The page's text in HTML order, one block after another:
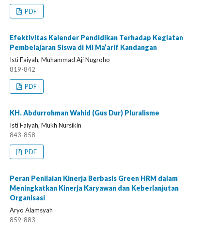
PDF
Efektivitas Kalender Pendidikan Terhadap Kegiatan
Pembelajaran Siswa di MI Ma’arif Kandangan
Isti Faiyah, Muhammad Aji Nugroho
819-842
PDF
KH. Abdurrohman Wahid (Gus Dur) Pluralisme
Isti Faiyah, Mukh Nursikin
843-858
PDF
Peran Penilaian Kinerja Berbasis Green HRM dalam
Meningkatkan Kinerja Karyawan dan Keberlanjutan
Organisasi
Aryo Alamsyah
859-883